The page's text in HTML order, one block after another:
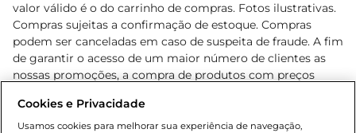
valor válido é o do carrinho de compras. Fotos ilustrativas.
Compras sujeitas a confirmação de estoque. Compras
podem ser canceladas em caso de suspeita de fraude. A fim
de garantir o acesso de um maior número de clientes as
nossas promoções, a compra de produtos com preços
cliente. Os preços, ofertas e condições são exclusivos para
o e-commerce e válidos durante o dia de hoje, podendo
Cookies e Privacidade
Usamos cookies para melhorar sua experiência de navegação,